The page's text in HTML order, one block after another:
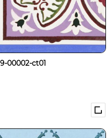
00002-ct01